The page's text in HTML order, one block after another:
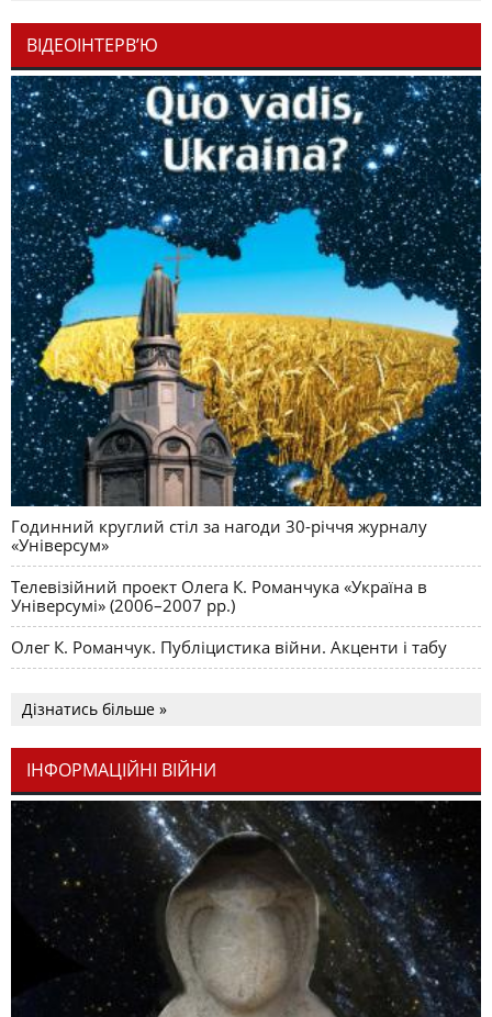
ВІДЕОІНТЕРВ’Ю
Годинний круглий стіл за нагоди 30-річчя журналу
«Універсум»
Телевізійний проект Олега К. Романчука «Україна в
Універсумі» (2006–2007 рр.)
Олег К. Романчук. Публіцистика війни. Акценти і табу
Дізнатись більше »
ІНФОРМАЦІЙНІ ВІЙНИ